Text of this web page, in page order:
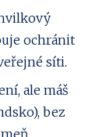
ochránit
síti.
ale máš
bez